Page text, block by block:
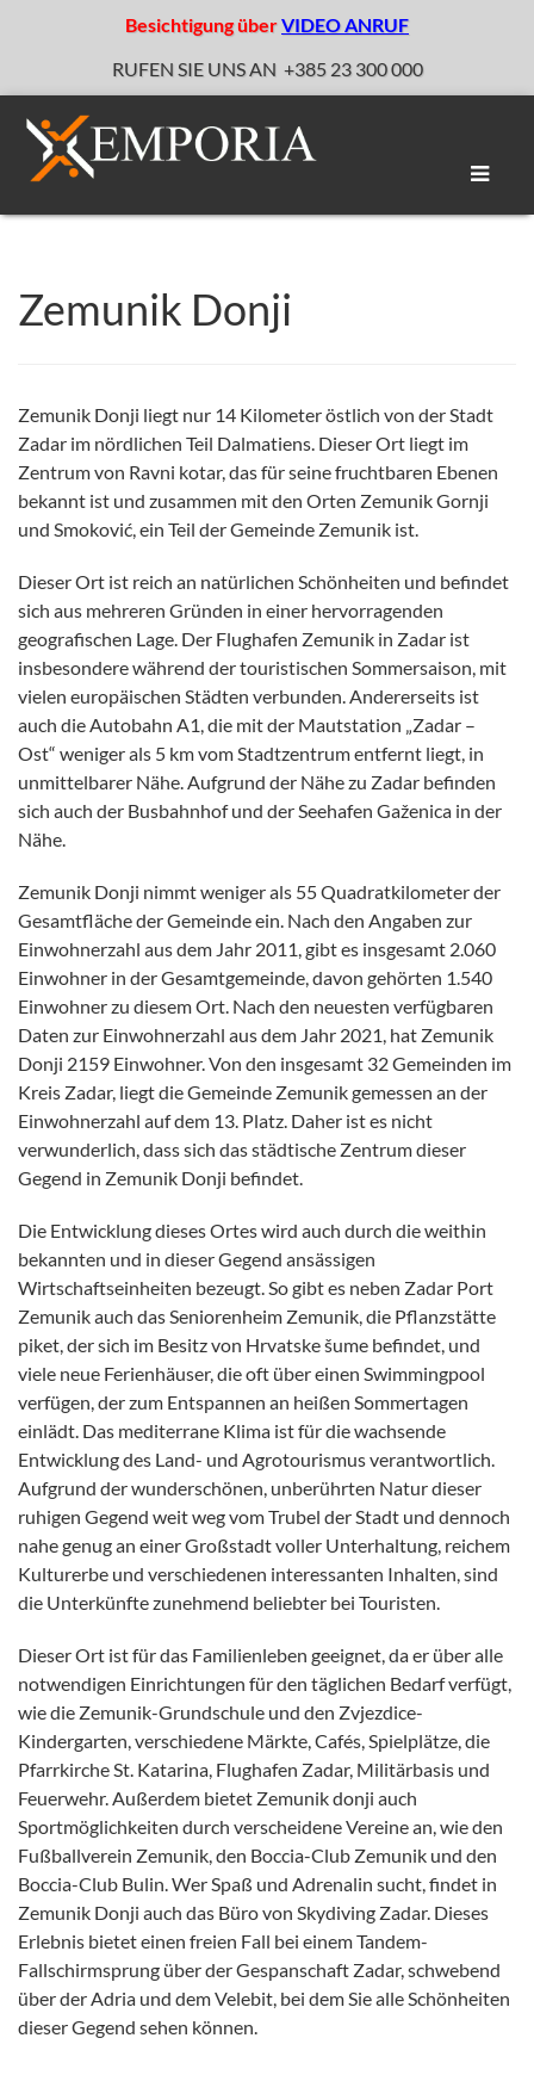
Besichtigung überVIDEO ANRUF
RUFEN SIE UNS AN +385 23 300 000
Zemunik Donji
Zemunik Donji liegt nur 14 Kilometer östlich von der Stadt
Zadar im nördlichen Teil Dalmatiens. Dieser Ort liegt im
Zentrum von Ravni kotar, das für seine fruchtbaren Ebenen
bekannt ist und zusammen mit den Orten Zemunik Gornji
und Smoković, ein Teil der Gemeinde Zemunik ist.
Dieser Ort ist reich an natürlichen Schönheiten und befindet
sich aus mehreren Gründen in einer hervorragenden
geografischen Lage. Der Flughafen Zemunik in Zadar ist
insbesondere während der touristischen Sommersaison, mit
vielen europäischen Städten verbunden. Andererseits ist
auch die Autobahn A1, die mit der Mautstation „Zadar –
Ost“ weniger als 5 km vom Stadtzentrum entfernt liegt, in
unmittelbarer Nähe. Aufgrund der Nähe zu Zadar befinden
sich auch der Busbahnhof und der Seehafen Gaženica in der
Nähe.
Zemunik Donji nimmt weniger als 55 Quadratkilometer der
Gesamtfläche der Gemeinde ein. Nach den Angaben zur
Einwohnerzahl aus dem Jahr 2011, gibt es insgesamt 2.060
Einwohner in der Gesamtgemeinde, davon gehörten 1.540
Einwohner zu diesem Ort. Nach den neuesten verfügbaren
Daten zur Einwohnerzahl aus dem Jahr 2021, hat Zemunik
Donji 2159 Einwohner. Von den insgesamt 32 Gemeinden im
Kreis Zadar, liegt die Gemeinde Zemunik gemessen an der
Einwohnerzahl auf dem 13. Platz. Daher ist es nicht
verwunderlich, dass sich das städtische Zentrum dieser
Gegend in Zemunik Donji befindet.
Die Entwicklung dieses Ortes wird auch durch die weithin
bekannten und in dieser Gegend ansässigen
Wirtschaftseinheiten bezeugt. So gibt es neben Zadar Port
Zemunik auch das Seniorenheim Zemunik, die Pflanzstätte
piket, der sich im Besitz von Hrvatske šume befindet, und
viele neue Ferienhäuser, die oft über einen Swimmingpool
verfügen, der zum Entspannen an heißen Sommertagen
einlädt. Das mediterrane Klima ist für die wachsende
Entwicklung des Land- und Agrotourismus verantwortlich.
Aufgrund der wunderschönen, unberührten Natur dieser
ruhigen Gegend weit weg vom Trubel der Stadt und dennoch
nahe genug an einer Großstadt voller Unterhaltung, reichem
Kulturerbe und verschiedenen interessanten Inhalten, sind
die Unterkünfte zunehmend beliebter bei Touristen.
Dieser Ort ist für das Familienleben geeignet, da er über alle
notwendigen Einrichtungen für den täglichen Bedarf verfügt,
wie die Zemunik-Grundschule und den Zvjezdice-
Kindergarten, verschiedene Märkte, Cafés, Spielplätze, die
Pfarrkirche St. Katarina, Flughafen Zadar, Militärbasis und
Feuerwehr. Außerdem bietet Zemunik donji auch
Sportmöglichkeiten durch verscheidene Vereine an, wie den
Fußballverein Zemunik, den Boccia-Club Zemunik und den
Boccia-Club Bulin. Wer Spaß und Adrenalin sucht, findet in
Zemunik Donji auch das Büro von Skydiving Zadar. Dieses
Erlebnis bietet einen freien Fall bei einem Tandem-
Fallschirmsprung über der Gespanschaft Zadar, schwebend
über der Adria und dem Velebit, bei dem Sie alle Schönheiten
dieser Gegend sehen können.